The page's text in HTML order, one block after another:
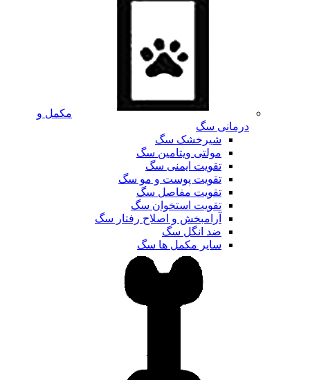
مکمل و
درمانی سگ
شیرخشک سگ
مولتی ویتامین سگ
تقویت ایمنی سگ
تقویت پوست و مو سگ
تقویت مفاصل سگ
تقویت استخوان سگ
آرامبخش و اصلاح رفتار سگ
ضد انگل سگ
سایر مکمل ها سگ